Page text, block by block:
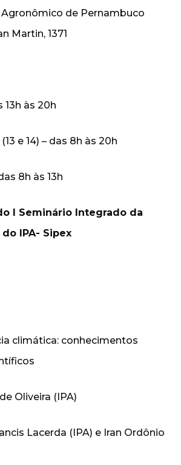
de Pernambuco
Martin, 1371
13h às 20h
e 14) – das 8h às 20h
8h às 13h
I Seminário Integrado da
do IPA- Sipex
climática: conhecimentos
Oliveira (IPA)
Lacerda (IPA) e Iran Ordônio